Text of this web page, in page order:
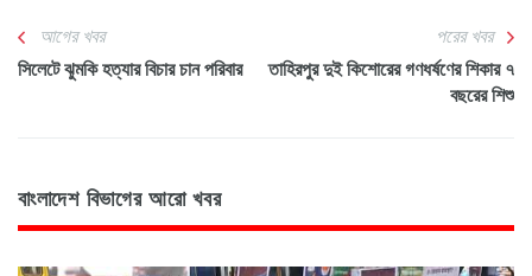
আগের খবর
সিলেটে ঝুমকি হত্যার বিচার চান পরিবার
পরের খবর
তাহিরপুর দুই কিশোরের গণধর্ষণের শিকার ৭
বছরের শিশু
বাংলাদেশ বিভাগের আরো খবর